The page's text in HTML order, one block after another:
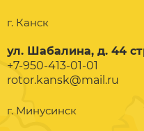
г. Канск
ул. Шабалина, д. 44
+7-950-413-01-01
rotor.kansk@mail.ru
г. Минусинск